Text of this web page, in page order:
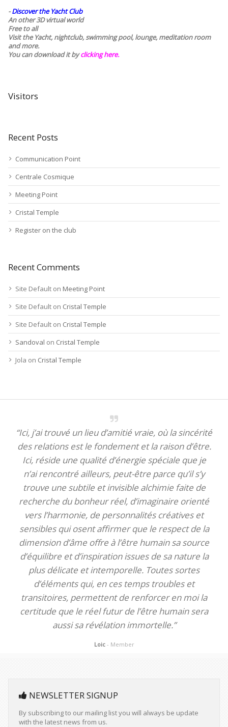
-Discover the Yacht Club
An other 3D virtual world
Free to all
Visit the Yacht, nightclub, swimming pool, lounge, meditation room
and more.
You can download it byclicking here.
Visitors
Recent Posts
Communication Point
Centrale Cosmique
Meeting Point
Cristal Temple
Register on the club
Recent Comments
Site Default on Meeting Point
Site Default on Cristal Temple
Site Default on Cristal Temple
Sandoval on Cristal Temple
Jola on Cristal Temple
“Ici, j’ai trouvé un lieu d’amitié vraie, où la sincérité
des relations est le fondement et la raison d’être.
Ici, réside une qualité d’énergie spéciale que je
n’ai rencontré ailleurs, peut-être parce qu’il s’y
trouve une subtile et invisible alchimie faite de
recherche du bonheur réel, d’imaginaire orienté
vers l’harmonie, de personnalités créatives et
sensibles qui osent affirmer que le respect de la
dimension d’âme offre à l’être humain sa source
d’équilibre et d’inspiration issues de sa nature la
plus délicate et intemporelle. Toutes sortes
d’éléments qui, en ces temps troubles et
transitoires, permettent de renforcer en moi la
certitude que le réel futur de l’être humain sera
aussi sa révélation immortelle.”
Loic - Member
NEWSLETTER SIGNUP
By subscribing to our mailing list you will always be update
with the latest news from us.